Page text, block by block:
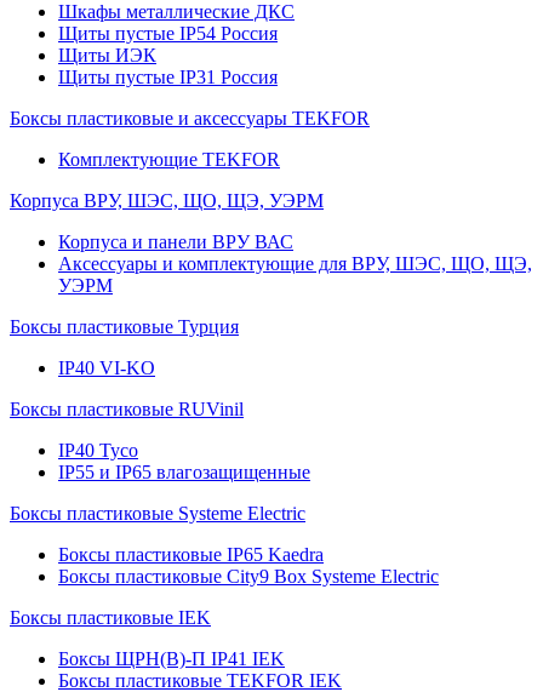
Шкафы металлические ДКС
Щиты пустые IP54 Россия
Щиты ИЭК
Щиты пустые IP31 Россия
Боксы пластиковые и аксессуары TEKFOR
Комплектующие TEKFOR
Корпуса ВРУ, ШЭС, ЩО, ЩЭ, УЭРМ
Корпуса и панели ВРУ ВАС
Аксессуары и комплектующие для ВРУ, ШЭС, ЩО, ЩЭ,
УЭРМ
Боксы пластиковые Турция
IP40 VI-KO
Боксы пластиковые RUVinil
IP40 Тусо
IP55 и IP65 влагозащищенные
Боксы пластиковые Systeme Electric
Боксы пластиковые IP65 Kaedra
Боксы пластиковые City9 Box Systeme Electric
Боксы пластиковые IEK
Боксы ЩРН(В)-П IP41 IEK
Боксы пластиковые TEKFOR IEK